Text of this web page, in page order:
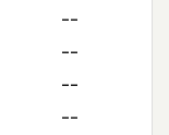
--
--
--
--